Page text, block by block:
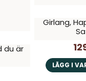
du är
Girlang,
LÄGG I